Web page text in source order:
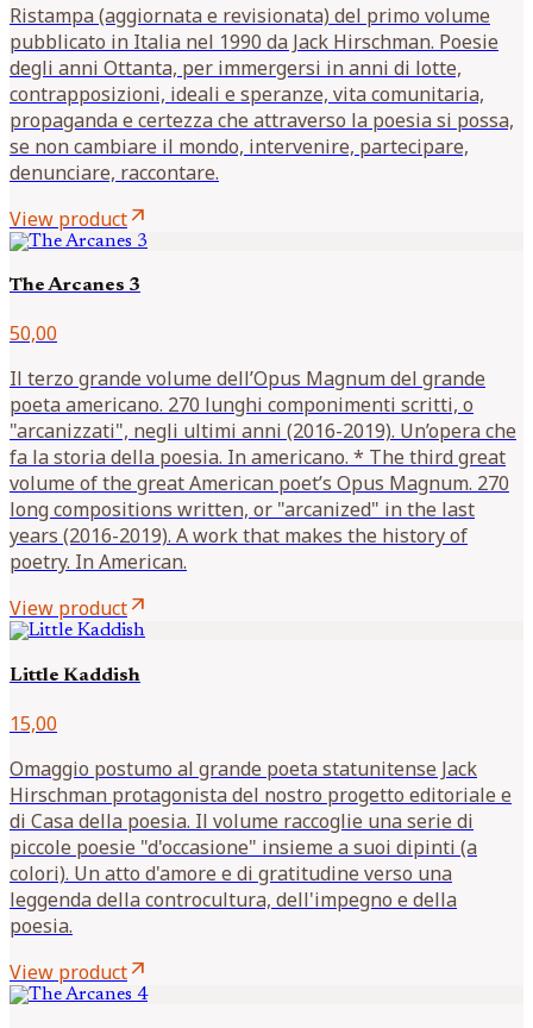
Ristampa (aggiornata e revisionata) del primo volume
pubblicato in Italia nel 1990 da Jack Hirschman. Poesie
degli anni Ottanta, per immergersi in anni di lotte,
contrapposizioni, ideali e speranze, vita comunitaria,
propaganda e certezza che attraverso la poesia si possa,
se non cambiare il mondo, intervenire, partecipare,
denunciare, raccontare.
View productarrow_outward
The Arcanes 3
50,00
Il terzo grande volume dell’Opus Magnum del grande
poeta americano. 270 lunghi componimenti scritti, o
"arcanizzati", negli ultimi anni (2016-2019). Un’opera che
fa la storia della poesia. In americano. * The third great
volume of the great American poet’s Opus Magnum. 270
long compositions written, or "arcanized" in the last
years (2016-2019). A work that makes the history of
poetry. In American.
View productarrow_outward
Little Kaddish
15,00
Omaggio postumo al grande poeta statunitense Jack
Hirschman protagonista del nostro progetto editoriale e
di Casa della poesia. Il volume raccoglie una serie di
piccole poesie "d'occasione" insieme a suoi dipinti (a
colori). Un atto d'amore e di gratitudine verso una
leggenda della controcultura, dell'impegno e della
poesia.
View productarrow_outward